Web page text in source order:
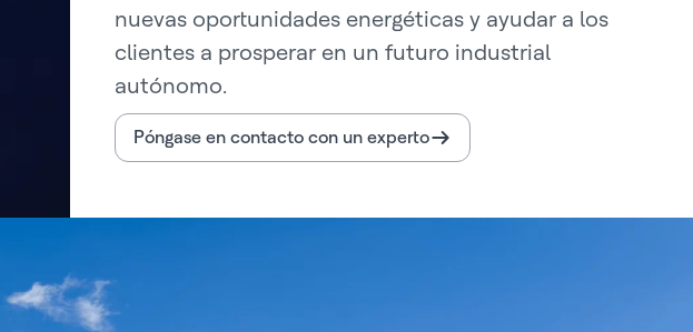
nuevas oportunidades energéticas y ayudar a los
clientes a prosperar en un futuro industrial
autónomo.
Póngase en contacto con un experto